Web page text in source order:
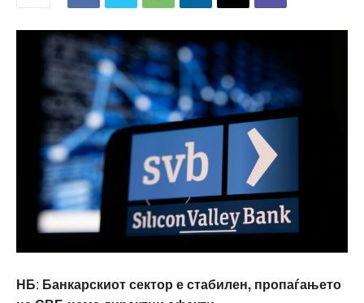
НБ: Банкарскиот сектор е стабилен, пропаѓањето